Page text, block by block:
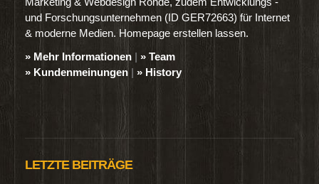
und Forschungsunternehmen (ID GER72663) für Internet
& moderne Medien. Homepage erstellen lassen.
» Mehr Informationen | » Team
» Kundenmeinungen | » History
LETZTE BEITRÄGE